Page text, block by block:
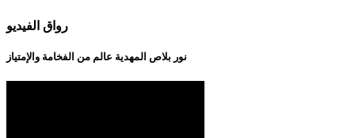
رواق الفيديو
نور بلاص المهدية عالم من الفخامة والإمتياز